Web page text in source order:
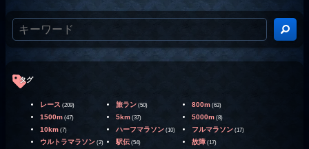
タグ
レース (209) 旅ラン (50) 800m (63)
1500m (47) 5km (37) 5000m (8)
10km (7) ハーフマラソン (10) フルマラソン (17)
ウルトラマラソン (2) 駅伝 (54) 故障 (17)